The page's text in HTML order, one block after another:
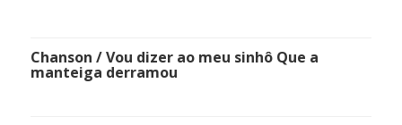
Chanson / Vou dizer ao meu sinhô Que a
manteiga derramou